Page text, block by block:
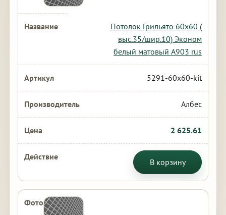
Потолок Грильято 60х60 (
выс.35/шир.10) Эконом
белый матовый А903 rus
5291-60x60-kit
Албес
2 625.61
В корзину